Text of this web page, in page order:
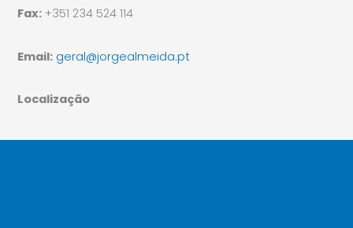
Fax: +351 234 524 114
Email: geral@jorgealmeida.pt
Localização